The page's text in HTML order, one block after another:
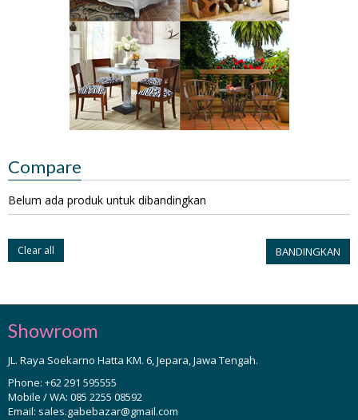
Compare
Belum ada produk untuk dibandingkan
Clear all BANDINGKAN
Showroom
JL. Raya Soekarno Hatta KM. 6, Jepara, Jawa Tengah.
Phone: +62 291 595555
Mobile / WA: 085 2255 08592
Email: sales.gabebazar@gmail.com